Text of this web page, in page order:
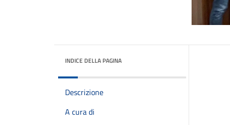
INDICE DELLA PAGINA
Descrizione
A cura di